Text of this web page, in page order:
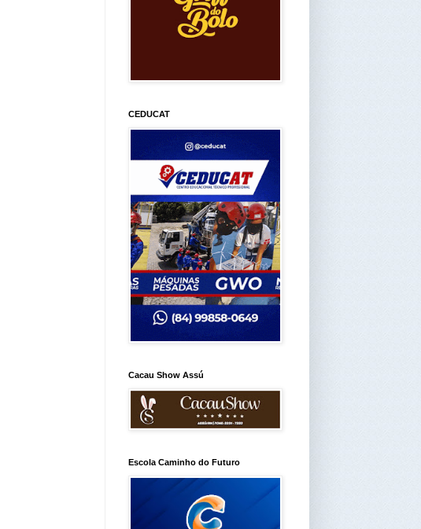
CEDUCAT
Cacau Show Assú
Escola Caminho do Futuro